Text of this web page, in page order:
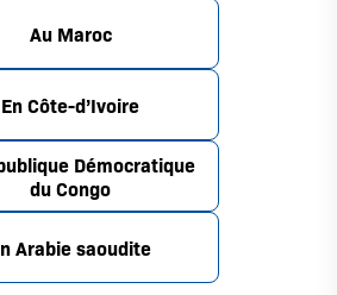
Au Maroc
En Côte-d’Ivoire
Démocratique
du Congo
Arabie saoudite